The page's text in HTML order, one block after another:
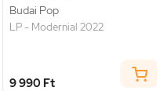
Budai Pop
LP - Modernial 2022
9 990 Ft